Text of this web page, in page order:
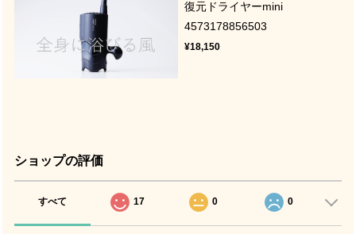
復元ドライヤーmini
4573178856503
¥18,150
ショップの評価
すべて 17 0 0